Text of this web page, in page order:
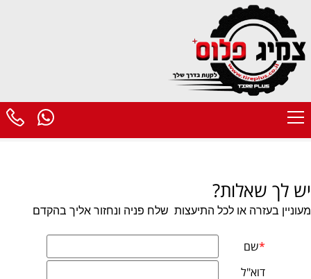
יש לך שאלות?
מעוניין בעזרה או לכל התיעצות שלח פניה ונחזור אליך בהקדם